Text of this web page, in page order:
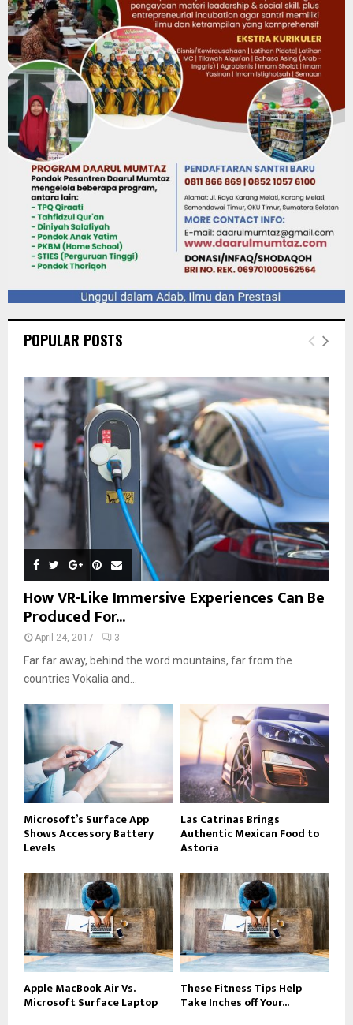
POPULAR POSTS
How VR-Like Immersive Experiences Can Be
Produced For...
April 24, 2017 3
Far far away, behind the word mountains, far from the
countries Vokalia and...
Microsoft’s Surface App
Shows Accessory Battery
Levels
Las Catrinas Brings
Authentic Mexican Food to
Astoria
Apple MacBook Air Vs.
Microsoft Surface Laptop
These Fitness Tips Help
Take Inches off Your...